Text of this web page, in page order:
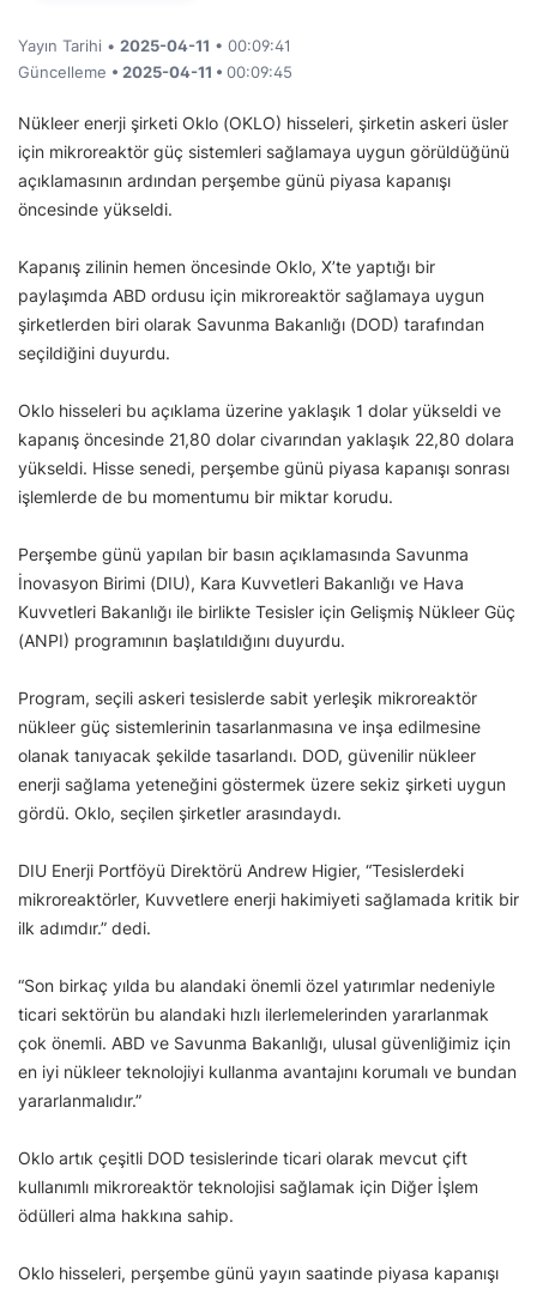
Yayın Tarihi • 2025-04-11 • 00:09:41
Güncelleme • 2025-04-11 • 00:09:45
Nükleer enerji şirketi Oklo (OKLO) hisseleri, şirketin askeri üsler
için mikroreaktör güç sistemleri sağlamaya uygun görüldüğünü
açıklamasının ardından perşembe günü piyasa kapanışı
öncesinde yükseldi.
Kapanış zilinin hemen öncesinde Oklo, X’te yaptığı bir
paylaşımda ABD ordusu için mikroreaktör sağlamaya uygun
şirketlerden biri olarak Savunma Bakanlığı (DOD) tarafından
seçildiğini duyurdu.
Oklo hisseleri bu açıklama üzerine yaklaşık 1 dolar yükseldi ve
kapanış öncesinde 21,80 dolar civarından yaklaşık 22,80 dolara
yükseldi. Hisse senedi, perşembe günü piyasa kapanışı sonrası
işlemlerde de bu momentumu bir miktar korudu.
Perşembe günü yapılan bir basın açıklamasında Savunma
İnovasyon Birimi (DIU), Kara Kuvvetleri Bakanlığı ve Hava
Kuvvetleri Bakanlığı ile birlikte Tesisler için Gelişmiş Nükleer Güç
(ANPI) programının başlatıldığını duyurdu.
Program, seçili askeri tesislerde sabit yerleşik mikroreaktör
nükleer güç sistemlerinin tasarlanmasına ve inşa edilmesine
olanak tanıyacak şekilde tasarlandı. DOD, güvenilir nükleer
enerji sağlama yeteneğini göstermek üzere sekiz şirketi uygun
gördü. Oklo, seçilen şirketler arasındaydı.
DIU Enerji Portföyü Direktörü Andrew Higier, “Tesislerdeki
mikroreaktörler, Kuvvetlere enerji hakimiyeti sağlamada kritik bir
ilk adımdır.” dedi.
“Son birkaç yılda bu alandaki önemli özel yatırımlar nedeniyle
ticari sektörün bu alandaki hızlı ilerlemelerinden yararlanmak
çok önemli. ABD ve Savunma Bakanlığı, ulusal güvenliğimiz için
en iyi nükleer teknolojiyi kullanma avantajını korumalı ve bundan
yararlanmalıdır.”
Oklo artık çeşitli DOD tesislerinde ticari olarak mevcut çift
kullanımlı mikroreaktör teknolojisi sağlamak için Diğer İşlem
ödülleri alma hakkına sahip.
Oklo hisseleri, perşembe günü yayın saatinde piyasa kapanışı